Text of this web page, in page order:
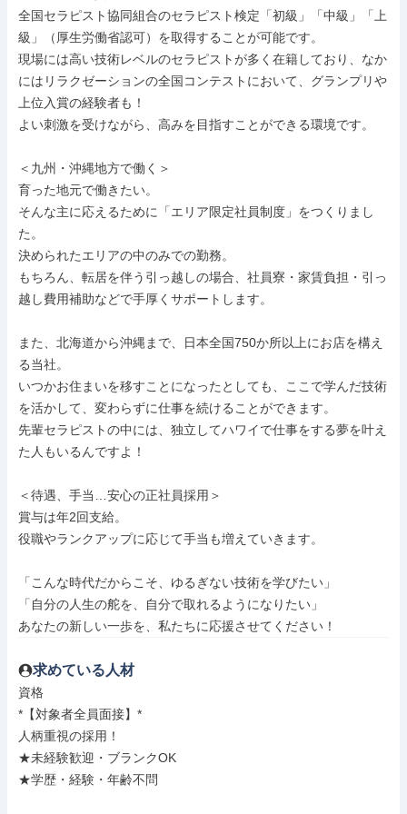
全国セラピスト協同組合のセラピスト検定「初級」「中級」「上
級」（厚生労働省認可）を取得することが可能です。
現場には高い技術レベルのセラピストが多く在籍しており、なか
にはリラクゼーションの全国コンテストにおいて、グランプリや
上位入賞の経験者も！
よい刺激を受けながら、高みを目指すことができる環境です。
＜九州・沖縄地方で働く＞
育った地元で働きたい。
そんな主に応えるために「エリア限定社員制度」をつくりまし
た。
決められたエリアの中のみでの勤務。
もちろん、転居を伴う引っ越しの場合、社員寮・家賃負担・引っ
越し費用補助などで手厚くサポートします。
また、北海道から沖縄まで、日本全国750か所以上にお店を構え
る当社。
いつかお住まいを移すことになったとしても、ここで学んだ技術
を活かして、変わらずに仕事を続けることができます。
先輩セラピストの中には、独立してハワイで仕事をする夢を叶え
た人もいるんですよ！
＜待遇、手当…安心の正社員採用＞
賞与は年2回支給。
役職やランクアップに応じて手当も増えていきます。
「こんな時代だからこそ、ゆるぎない技術を学びたい」
「自分の人生の舵を、自分で取れるようになりたい」
あなたの新しい一歩を、私たちに応援させてください！
求めている人材
資格
*【対象者全員面接】*
人柄重視の採用！
★未経験歓迎・ブランクOK
★学歴・経験・年齢不問